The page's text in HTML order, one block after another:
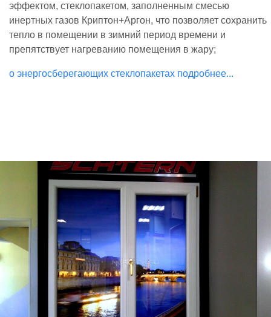
эффектом, стеклопакетом, заполненным смесью
инертных газов Криптон+Аргон, что позволяет сохранить
тепло в помещении в зимний период времени и
препятствует нагреванию помещения в жару;
о энергосберегающих стеклопакетах подробнее...